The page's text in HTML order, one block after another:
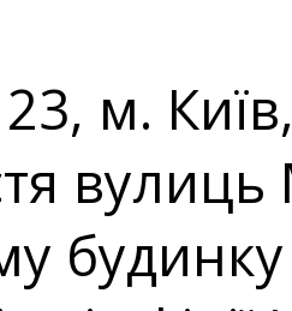
м.
будинку